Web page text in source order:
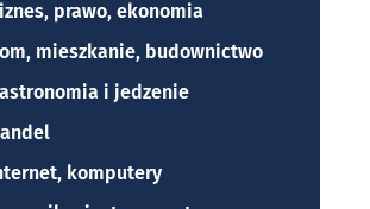
prawo, ekonomia
mieszkanie, budownictwo
i jedzenie
komputery